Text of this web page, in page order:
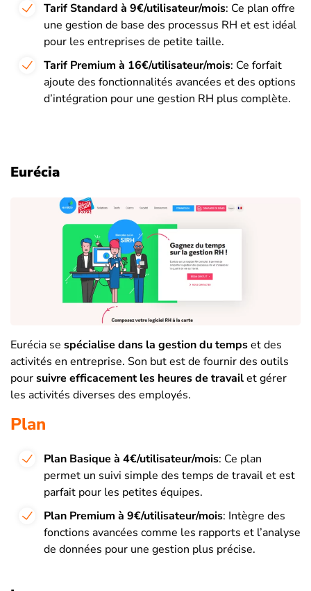
Tarif Standard à 9€/utilisateur/mois: Ce plan offre
une gestion de base des processus RH et est idéal
pour les entreprises de petite taille.
Tarif Premium à 16€/utilisateur/mois: Ce forfait
ajoute des fonctionnalités avancées et des options
d’intégration pour une gestion RH plus complète.
Eurécia
Eurécia se spécialise dans la gestion du tempset des
activités en entreprise. Son but est de fournir des outils
poursuivre efficacement les heures de travailet gérer
les activités diverses des employés.
Plan
Plan Basique à 4€/utilisateur/mois: Ce plan
permet un suivi simple des temps de travail et est
parfait pour les petites équipes.
Plan Premium à 9€/utilisateur/mois: Intègre des
fonctions avancées comme les rapports et l’analyse
de données pour une gestion plus précise.